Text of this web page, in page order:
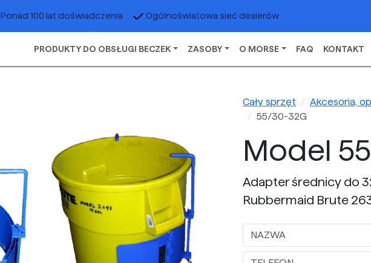
Ponad 100 lat doświadczenia Ogólnoświatowa sieć dealerów
PRODUKTY DO OBSŁUGI BECZEK ZASOBY O MORSE FAQ KONTAKT
Cały sprzęt
Akcesoria,
55/30-32G
Model
Adapter średnicy do
Rubbermaid Brute